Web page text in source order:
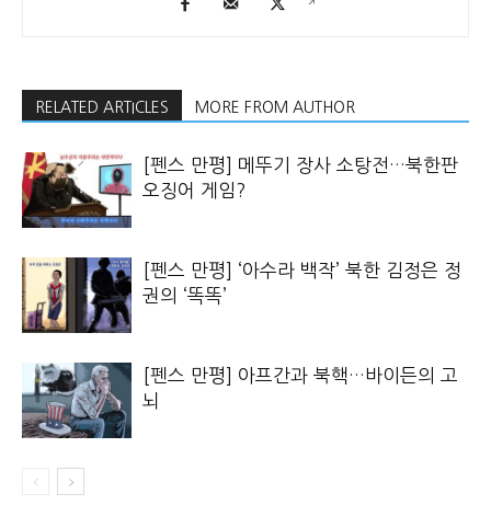
RELATED ARTICLES MORE FROM AUTHOR
[펜스 만평] 메뚜기 장사 소탕전…북한판
오징어 게임?
[펜스 만평] ‘아수라 백작’ 북한 김정은 정
권의 ‘똑똑’
[펜스 만평] 아프간과 북핵…바이든의 고
뇌